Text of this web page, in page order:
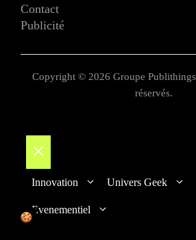
Contact
Publicité
Copyright © 2026 Groupe
réservés.
Fermer
Innovation Univers Geek
Evenementiel